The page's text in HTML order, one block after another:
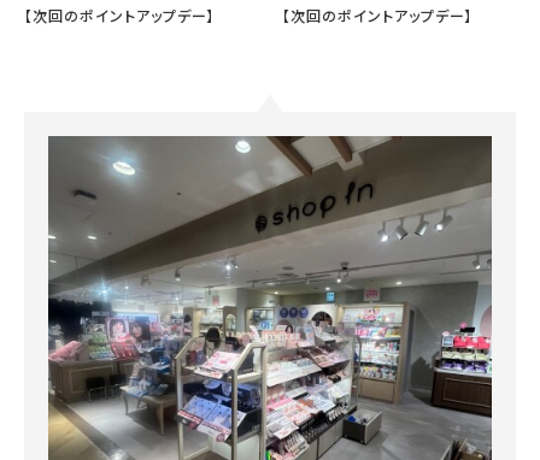
【次回のポイントアップデー】 【次回のポイントアップデー】